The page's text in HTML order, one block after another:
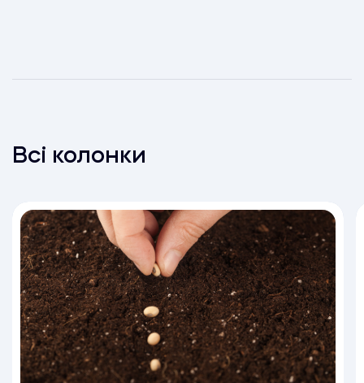
Всі колонки